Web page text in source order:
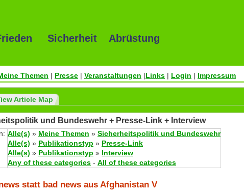
Sicherheit Abrüstung
Themen | Presse | Veranstaltungen |Links | Login | Impressum
Article Map
und Bundeswehr + Presse-Link + Interview
Alle(s) » Meine Themen » Sicherheitspolitik und Bundeswehr
Alle(s) » Publikationstyp » Presse-Link
Alle(s) » Publikationstyp » Interview
Any of these categories - All of these categories
statt bad news aus Afghanistan V